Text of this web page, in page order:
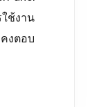
ช้งาน
งตอบ